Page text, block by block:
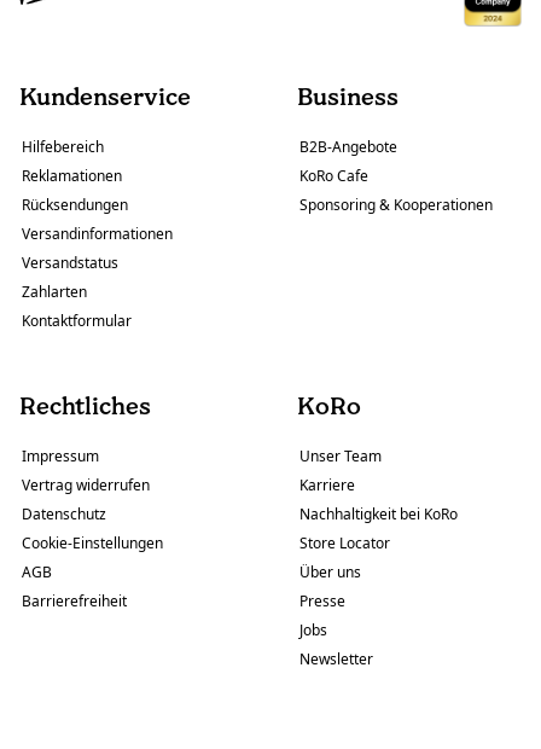
Kundenservice
Hilfebereich
Reklamationen
Rücksendungen
Versandinformationen
Versandstatus
Zahlarten
Kontaktformular
Business
B2B-Angebote
KoRo Cafe
Sponsoring & Kooperationen
Rechtliches
Impressum
Vertrag widerrufen
Datenschutz
Cookie-Einstellungen
AGB
Barrierefreiheit
KoRo
Unser Team
Karriere
Nachhaltigkeit bei KoRo
Store Locator
Über uns
Presse
Jobs
Newsletter